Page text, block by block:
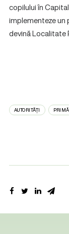
copilului în
implementeze un
devină Localitate
AUTORITĂȚI